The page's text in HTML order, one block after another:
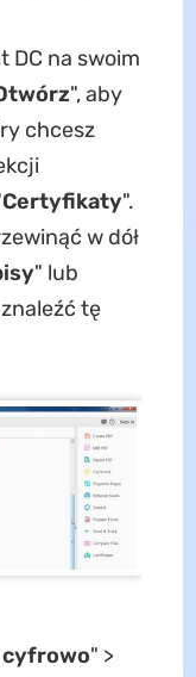
DC na swoim
", aby
chcesz
Certyfikaty".
w dół
" lub
tę
cyfrowo" >